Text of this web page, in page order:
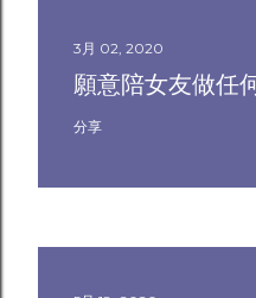
3月 02, 2020
願意陪女友做任
分享